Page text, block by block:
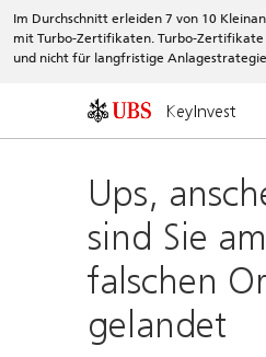
Im Durchschnitt erleiden 7 von 10
mit Turbo-Zertifikaten. Turbo-Zertifikate
und nicht für langfristige
KeyInvest
Ups,
sind Sie am
falschen
gelandet